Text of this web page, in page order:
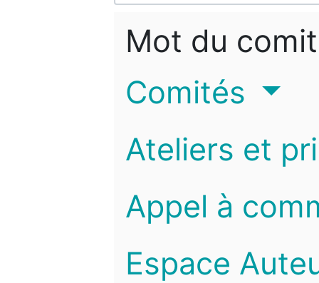
Mot du
Comités
Ateliers et
Appel à
Espace